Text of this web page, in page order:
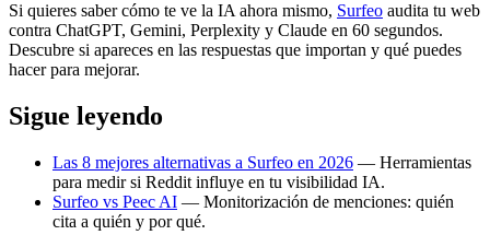
Si quieres saber cómo te ve la IA ahora mismo, Surfeo audita tu web
contra ChatGPT, Gemini, Perplexity y Claude en 60 segundos.
Descubre si apareces en las respuestas que importan y qué puedes
hacer para mejorar.
Sigue leyendo
Las 8 mejores alternativas a Surfeo en 2026 — Herramientas
para medir si Reddit influye en tu visibilidad IA.
Surfeo vs Peec AI — Monitorización de menciones: quién
cita a quién y por qué.